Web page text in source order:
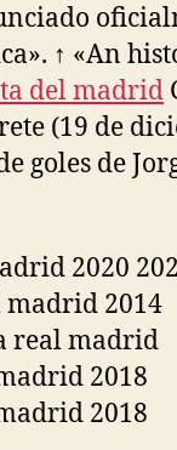
↑ «An
del madrid
(19 de
goles de